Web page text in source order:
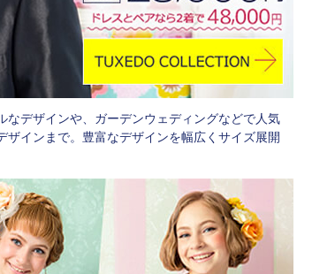
なデザインや、ガーデンウェディングなどで人気
ザインまで。豊富なデザインを幅広くサイズ展開